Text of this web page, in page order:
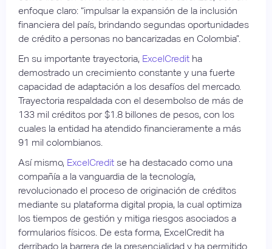
enfoque claro: “impulsar la expansión de la inclusión
financiera del país, brindando segundas oportunidades
de crédito a personas no bancarizadas en Colombia”.
En su importante trayectoria, ExcelCredit ha
demostrado un crecimiento constante y una fuerte
capacidad de adaptación a los desafíos del mercado.
Trayectoria respaldada con el desembolso de más de
133 mil créditos por $1.8 billones de pesos, con los
cuales la entidad ha atendido financieramente a más
91 mil colombianos.
Así mismo, ExcelCredit se ha destacado como una
compañía a la vanguardia de la tecnología,
revolucionado el proceso de originación de créditos
mediante su plataforma digital propia, la cual optimiza
los tiempos de gestión y mitiga riesgos asociados a
formularios físicos. De esta forma, ExcelCredit ha
derribado la barrera de la presencialidad y ha permitido